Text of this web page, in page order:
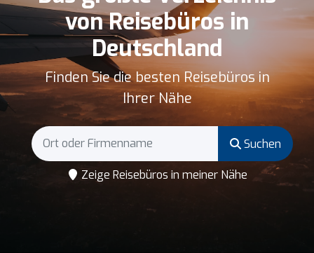
von Reisebüros in
Deutschland
Finden Sie die besten Reisebüros in
Ihrer Nähe
Suchen
Zeige Reisebüros in meiner Nähe